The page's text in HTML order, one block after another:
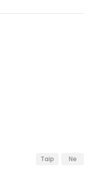
Taip Ne